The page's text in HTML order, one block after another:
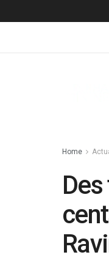
Home